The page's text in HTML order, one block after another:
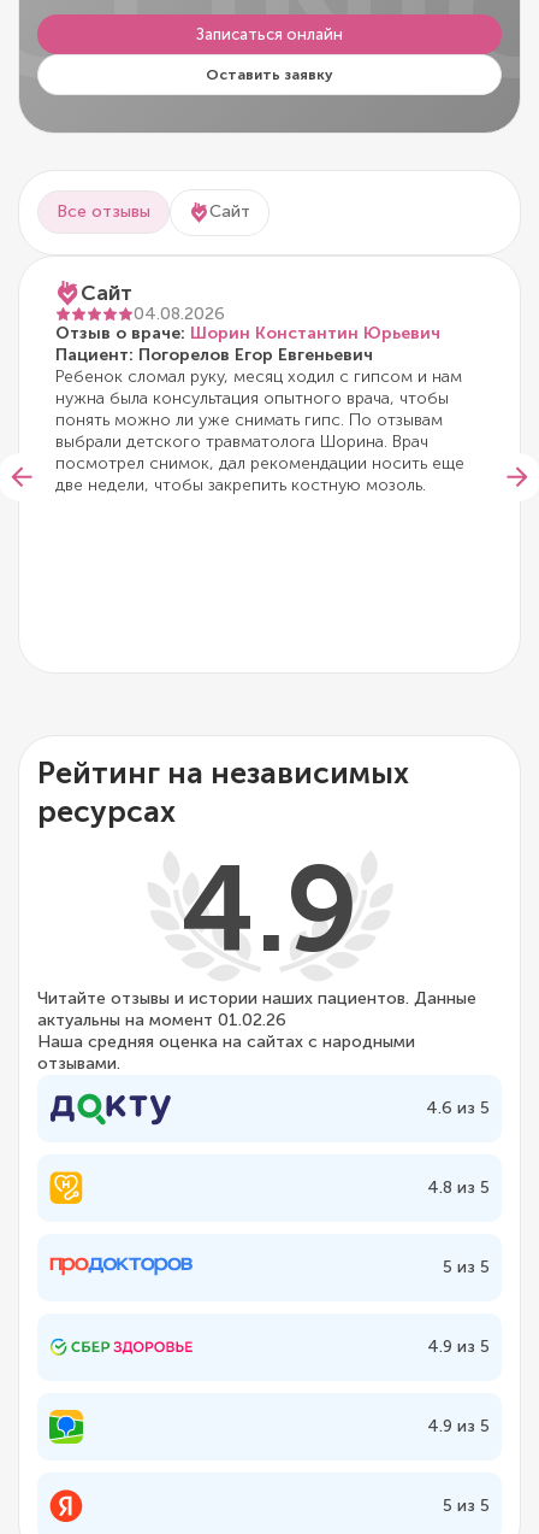
Записаться онлайн
Оставить заявку
Все отзывы Сайт
Сайт
04.08.2026
Отзыв о враче: Шорин Константин Юрьевич
Пациент: Погорелов Егор Евгеньевич
Ребенок сломал руку, месяц ходил с гипсом и нам
нужна была консультация опытного врача, чтобы
понять можно ли уже снимать гипс. По отзывам
выбрали детского травматолога Шорина. Врач
посмотрел снимок, дал рекомендации носить еще
две недели, чтобы закрепить костную мозоль.
Рейтинг на независимых
ресурсах
4.9
Читайте отзывы и истории наших пациентов. Данные
актуальны на момент 01.02.26
Наша средняя оценка на сайтах с народными
отзывами.
4.6 из 5
4.8 из 5
5 из 5
4.9 из 5
4.9 из 5
5 из 5